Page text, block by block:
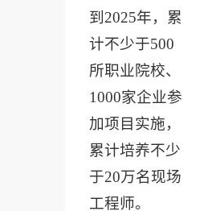
到2025年，累
计不少于500
所职业院校、
1000家企业参
加项目实施，
累计培养不少
于20万名现场
工程师。